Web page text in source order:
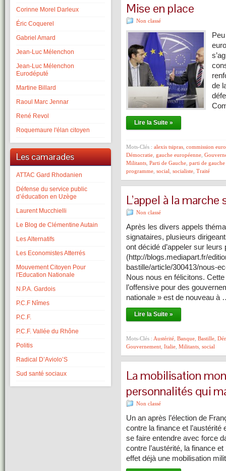
Corinne Morel Darleux
Éric Coquerel
Gabriel Amard
Jean-Luc Mélenchon
Jean-Luc Mélenchon
Eurodéputé
Martine Billard
Raoul Marc Jennar
René Revol
Roquemaure l'élan citoyen
Les camarades
ATTAC Gard Rhodanien
Défense du service public
d’éducation en Uzège
Laurent Mucchielli
Le Blog de Clémentine Autain
Les Alternatifs
Les Economistes Atterrés
Mouvement Citoyen Pour
l'Education Nationale
N.P.A. Gardois
P.C.F Nîmes
P.C.F.
P.C.F. Vallée du Rhône
Politis
Radical D’Aviolo’S
Sud santé sociaux
Mise en place
Non classé
de
Lire la Suite »
Mots-Clés : alexis tsipras commission
Démocratie gauche européenne
Militants Parti de Gauche parti de
programme social socialiste Traité
L’appel à la
Non classé
Après les divers appels
signataires, plusieurs
ont décidé d’appeler sur
(http://blogs.mediapart.fr/
bastille/article/300413/nous-
Nous nous en félicitons.
l’offensive pour des
nationale » est de nouveau à
Lire la Suite »
Mots-Clés : Austérité Banque Bastille
Gouvernement Italie Militants social
La mobilisation
personnalités qui
Non classé
Un an après l’élection de
contre la finance et
se faire entendre avec force
contre l’austérité, la finance
effet déjà une mobilisation